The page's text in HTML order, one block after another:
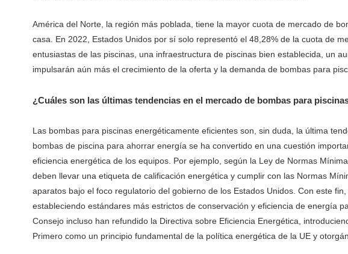
América del Norte, la región más poblada, tiene la mayor cuota de mercado de
casa. En 2022, Estados Unidos por sí solo representó el 48,28% de la cuota de
entusiastas de las piscinas, una infraestructura de piscinas bien establecida, un
impulsarán aún más el crecimiento de la oferta y la demanda de bombas para
¿Cuáles son las últimas tendencias en el mercado de bombas para
Las bombas para piscinas energéticamente eficientes son, sin duda, la última
bombas de piscina para ahorrar energía se ha convertido en una cuestión
eficiencia energética de los equipos. Por ejemplo, según la Ley de Normas
deben llevar una etiqueta de calificación energética y cumplir con las Normas
aparatos bajo el foco regulatorio del gobierno de los Estados Unidos. Con este
estableciendo estándares más estrictos de conservación y eficiencia de energía
Consejo incluso han refundido la Directiva sobre Eficiencia Energética,
Primero como un principio fundamental de la política energética de la UE y